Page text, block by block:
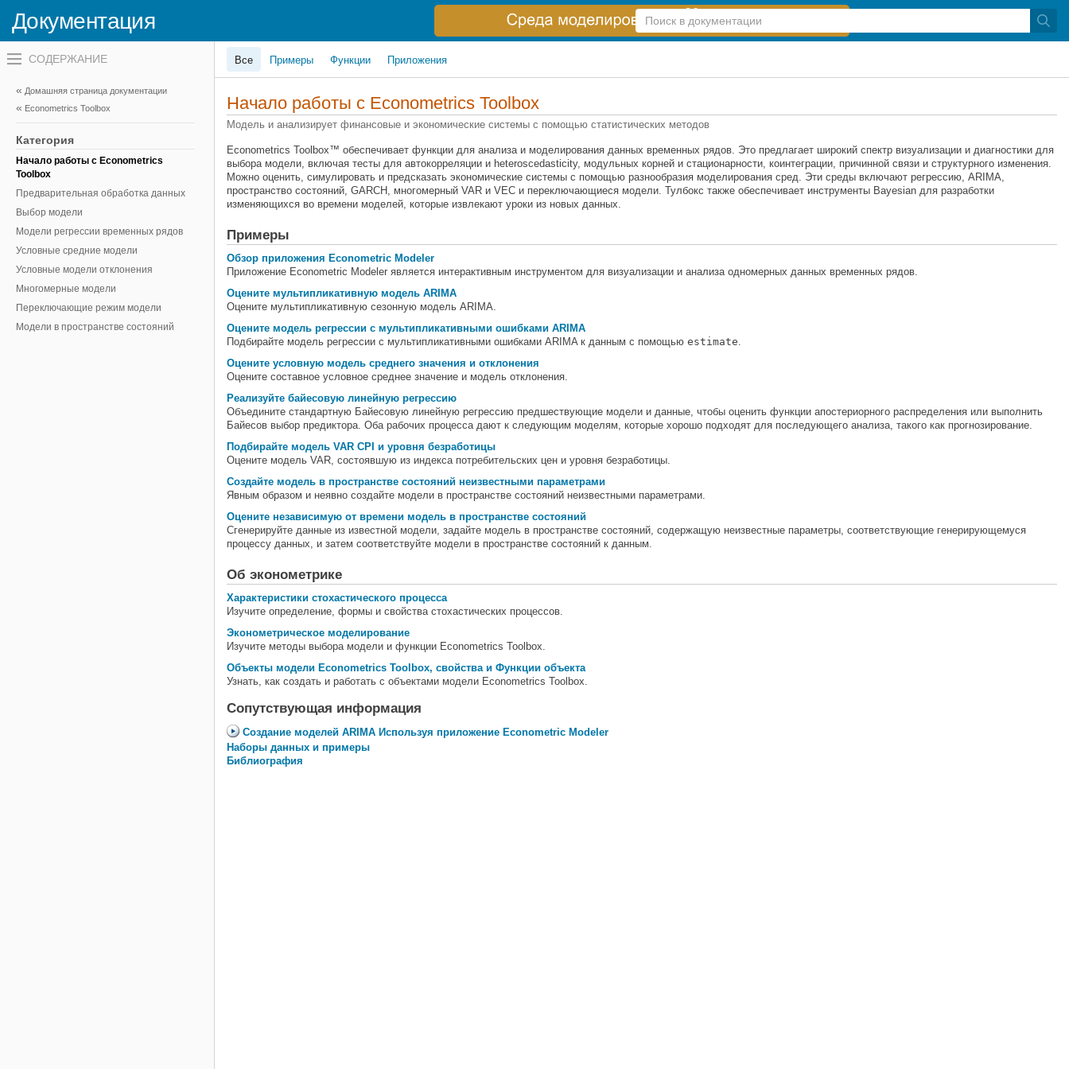
Документация
Справка
по
Переключатель
навигационного
вне
холста
переключатель
меню
вне
холста
Домашняя страница документации
Econometrics Toolbox
Категория
Начало работы с Econometrics
Toolbox
Предварительная обработка данных
Выбор модели
Модели регрессии временных рядов
Условные средние модели
Условные модели отклонения
Многомерные модели
Переключающие режим модели
Модели в пространстве состояний
Все Примеры Функции Приложения
Начало работы с Econometrics Toolbox
Модель и анализирует финансовые и экономические системы с помощью статистических методов
Econometrics Toolbox™ обеспечивает функции для анализа и моделирования данных временных рядов. Это предлагает широкий спектр визуализации и диагностики для
выбора модели, включая тесты для автокорреляции и heteroscedasticity, модульных корней и стационарности, коинтеграции, причинной связи и структурного изменения.
Можно оценить, симулировать и предсказать экономические системы с помощью разнообразия моделирования сред. Эти среды включают регрессию, ARIMA,
пространство состояний, GARCH, многомерный VAR и VEC и переключающиеся модели. Тулбокс также обеспечивает инструменты Bayesian для разработки
изменяющихся во времени моделей, которые извлекают уроки из новых данных.
Примеры
Обзор приложения Econometric Modeler
Приложение Econometric Modeler является интерактивным инструментом для визуализации и анализа одномерных данных временных рядов.
Оцените мультипликативную модель ARIMA
Оцените мультипликативную сезонную модель ARIMA.
Оцените модель регрессии с мультипликативными ошибками ARIMA
Подбирайте модель регрессии с мультипликативными ошибками ARIMA к данным с помощью estimate.
Оцените условную модель среднего значения и отклонения
Оцените составное условное среднее значение и модель отклонения.
Реализуйте байесовую линейную регрессию
Объедините стандартную Байесовую линейную регрессию предшествующие модели и данные, чтобы оценить функции апостериорного распределения или выполнить
Байесов выбор предиктора. Оба рабочих процесса дают к следующим моделям, которые хорошо подходят для последующего анализа, такого как прогнозирование.
Подбирайте модель VAR CPI и уровня безработицы
Оцените модель VAR, состоявшую из индекса потребительских цен и уровня безработицы.
Создайте модель в пространстве состояний неизвестными параметрами
Явным образом и неявно создайте модели в пространстве состояний неизвестными параметрами.
Оцените независимую от времени модель в пространстве состояний
Сгенерируйте данные из известной модели, задайте модель в пространстве состояний, содержащую неизвестные параметры, соответствующие генерирующемуся
процессу данных, и затем соответствуйте модели в пространстве состояний к данным.
Об эконометрике
Характеристики стохастического процесса
Изучите определение, формы и свойства стохастических процессов.
Эконометрическое моделирование
Изучите методы выбора модели и функции Econometrics Toolbox.
Объекты модели Econometrics Toolbox, свойства и Функции объекта
Узнать, как создать и работать с объектами модели Econometrics Toolbox.
Сопутствующая информация
Создание моделей ARIMA Используя приложение Econometric Modeler
Наборы данных и примеры
Библиография